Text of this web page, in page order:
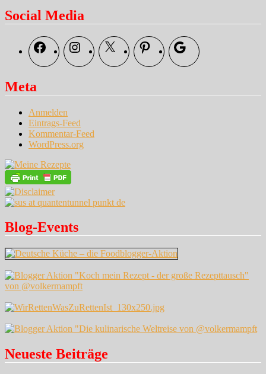
Social Media
FacebookInstagramX Pinterest Google
Meta
Anmelden
Eintrags-Feed
Kommentar-Feed
WordPress.org
Blog-Events
Neueste Beiträge